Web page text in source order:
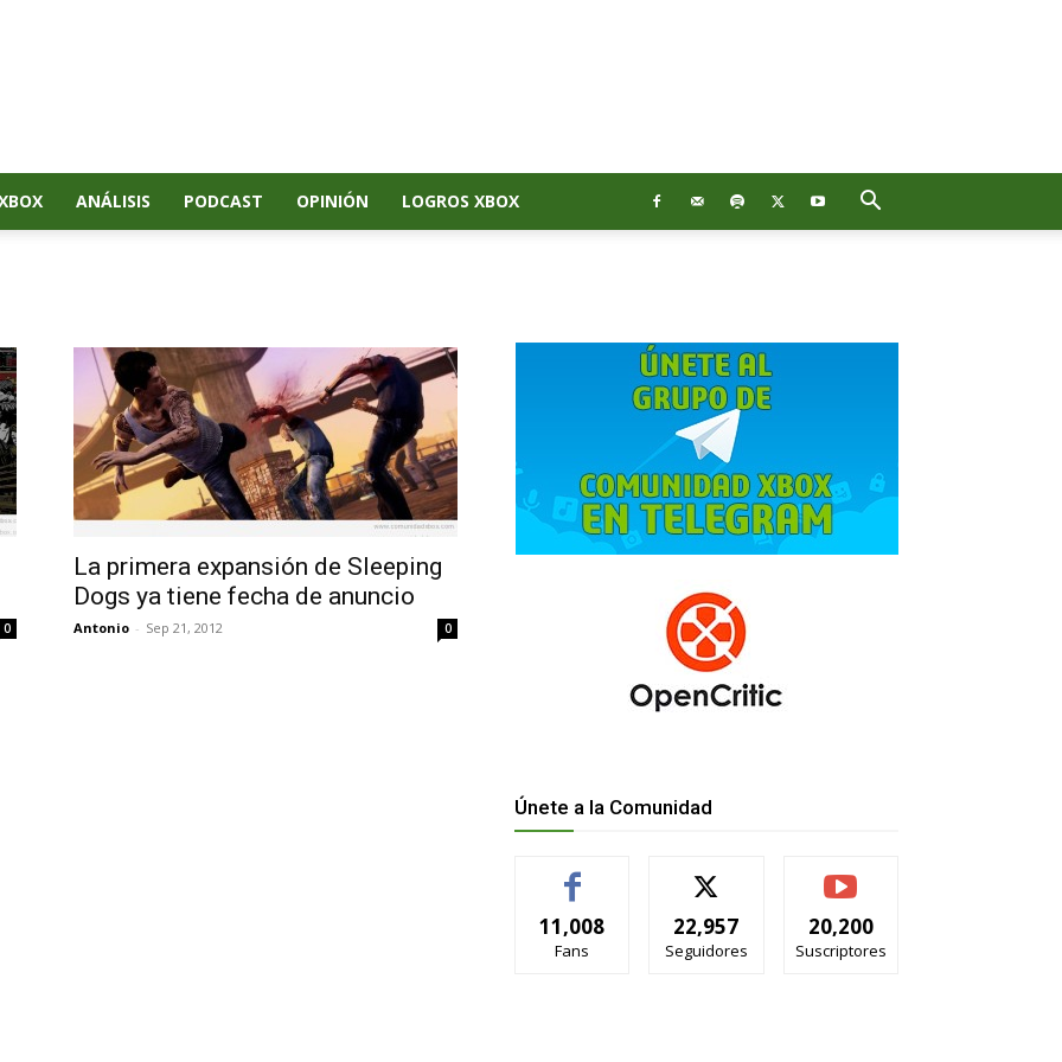
ANÁLISIS PODCAST OPINIÓN LOGROS XBOX
0
La primera expansión de Sleeping
Dogs ya tiene fecha de anuncio
Antonio - Sep 21, 2012 0
Únete a la Comunidad
11,008
Fans
22,957
Seguidores
20,200
Suscriptores